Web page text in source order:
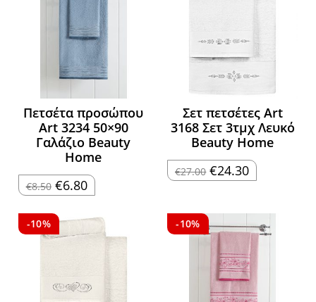
Πετσέτα προσώπου
Art 3234 50×90
Γαλάζιο Beauty
Home
€8.50 Original
price
€8.50.
€6.80Η
τρέχουσα
€6.80.
Σετ πετσέτες Art
3168 Σετ 3τμχ Λευκό
Beauty Home
€27.00 Original
price
€24.30Η
τρέχουσα
-10%
-10%